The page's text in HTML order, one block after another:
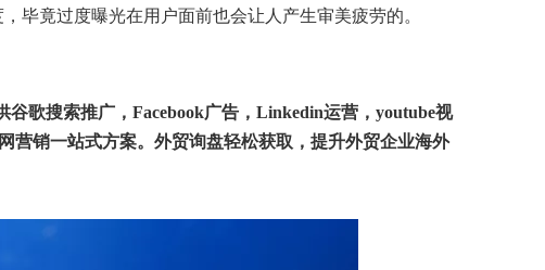
毕竟过度曝光在用户面前也会让人产生审美疲劳的。
歌搜索推广，Facebook广告，Linkedin运营，youtube视
营销一站式方案。外贸询盘轻松获取，提升外贸企业海外